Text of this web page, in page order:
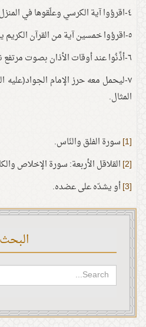
٤-اقرؤوا آية الكرسي وعلّقوها في المنزل.
٥-اقرؤوا خمسين آية من القرآن الكريم يومياً بصوت مرتفع نسبياً.
٦-أذِّنُوا عند أوقات الأذان بصوت مرتفع نسبياً.
٧-ليحمل معه حرز الإمام الجواد(عليه السّلام) في الخاتم
المثال.
[1] سورة الفلق والنّاس.
[2] القلاقل الأربعة: سورة الإخلاص
[3] أو يشدّه على عضده.
البحث